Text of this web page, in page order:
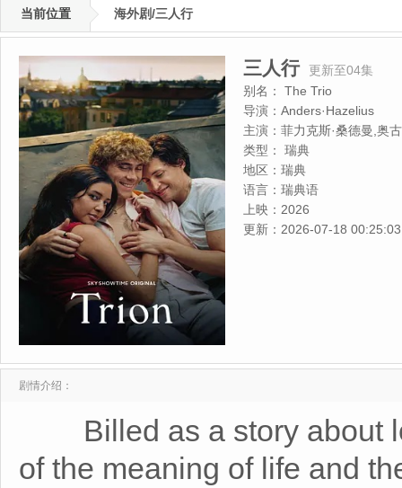
当前位置 海外剧/三人行
三人行
更新至04集
别名：
The Trio
导演： Anders·Hazelius
主演： 菲力克斯·桑德曼,奥
坦
类型：
瑞典
地区： 瑞典
语言： 瑞典语
上映： 2026
更新： 2026-07-18 00:25:03
剧情介绍：
Billed as a story about
of the meaning of life and